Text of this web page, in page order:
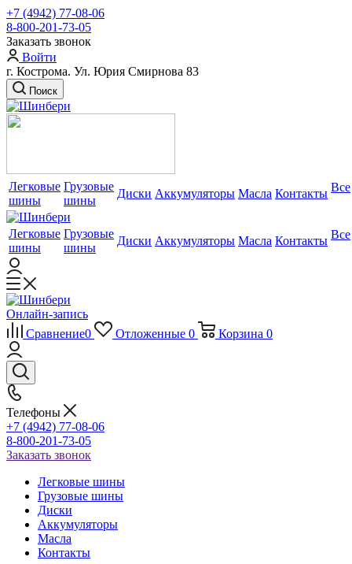
+7 (4942) 77-08-06
8-800-201-73-05
Заказать звонок
Войти
г. Кострома. Ул. Юрия Смирнова 83
Поиск
Легковые
шины
Грузовые
шины
Диски Аккумуляторы Масла Контакты Все
Легковые
шины
Грузовые
шины
Диски Аккумуляторы Масла Контакты Все
Онлайн-запись
Сравнение0 Отложенные 0 Корзина 0
Телефоны
+7 (4942) 77-08-06
8-800-201-73-05
Заказать звонок
Легковые шины
Грузовые шины
Диски
Аккумуляторы
Масла
Контакты